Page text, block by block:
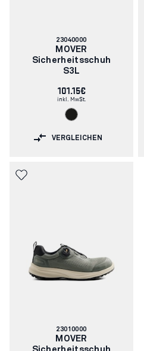
Artikelnummer:
23040000
MOVER
Sicherheitsschuh
S3L
101.15€
inkl. MwSt.
VERGLEICHEN
Artikelnummer:
23010000
MOVER